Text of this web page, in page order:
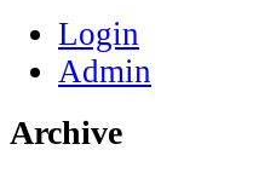
Login
Admin
Archive